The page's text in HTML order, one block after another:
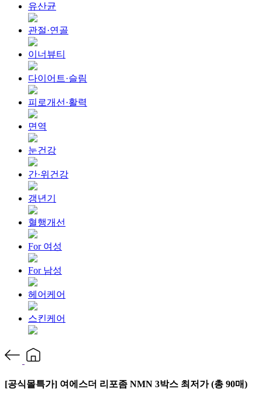
유산균
관절·연골
이너뷰티
다이어트·슬림
피로개선·활력
면역
눈건강
간·위건강
갱년기
혈행개선
For 여성
For 남성
헤어케어
스킨케어
[공식몰특가] 여에스더 리포좀 NMN 3박스 최저가 (총 90매)